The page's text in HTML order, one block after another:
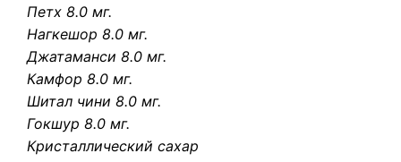
Петх 8.0 мг.
Нагкешор 8.0 мг.
Джатаманси 8.0 мг.
Камфор 8.0 мг.
Шитал чини 8.0 мг.
Гокшур 8.0 мг.
Кристаллический сахар